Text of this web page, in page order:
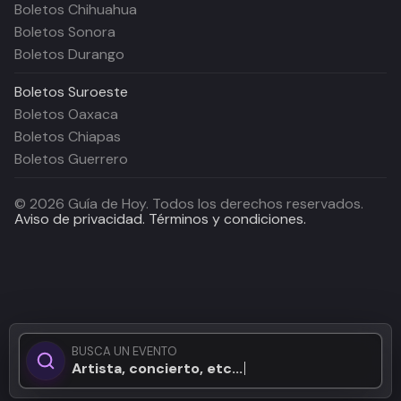
BUSCA UN EVENTO
Artista, concierto, etc...
Boletos Chihuahua
Boletos Sonora
Boletos Durango
Boletos Suroeste
Boletos Oaxaca
Boletos Chiapas
Boletos Guerrero
© 2026 Guía de Hoy. Todos los derechos reservados.
Aviso de privacidad. Términos y condiciones.